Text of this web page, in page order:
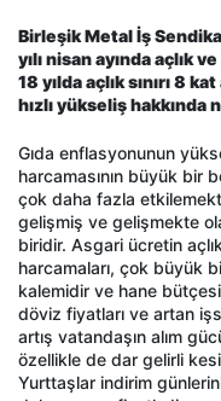
Birleşik Metal İş
yılı nisan ayında açlık
18 yılda açlık sınırı 8
hızlı yükseliş
Gıda enflasyonunun
harcamasının büyük bir
çok daha fazla
gelişmiş ve gelişmekte
biridir. Asgari ücretin
harcamaları, çok büyük
kalemidir ve hane
döviz fiyatları ve artan
artış vatandaşın alım
özellikle de dar gelirli
Yurttaşlar indirim